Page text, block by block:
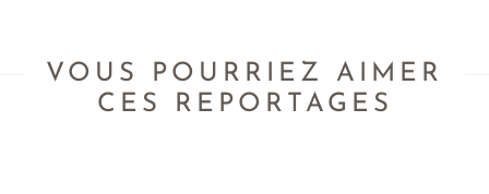
VOUS POURRIEZ AIMER
CES REPORTAGES